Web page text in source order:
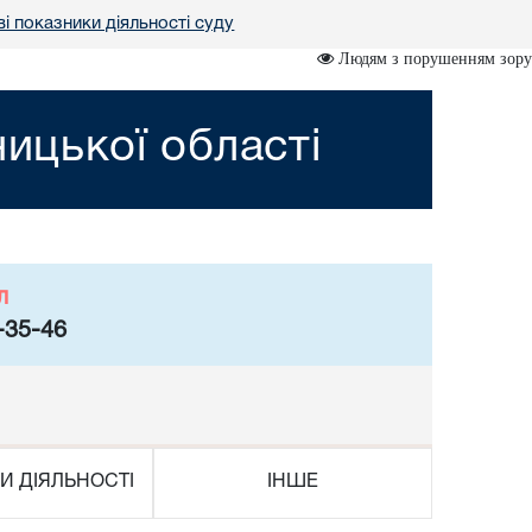
показники діяльності суду
Людям з порушенням зору
області
35-46
ДІЯЛЬНОСТІ ІНШЕ